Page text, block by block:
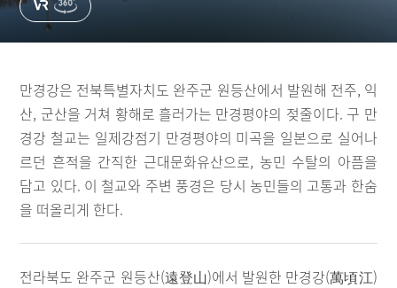
만경강은 전북특별자치도 완주군 원등산에서 발원해 전주, 익
산, 군산을 거쳐 황해로 흘러가는 만경평야의 젖줄이다. 구 만
경강 철교는 일제강점기 만경평야의 미곡을 일본으로 실어나
르던 흔적을 간직한 근대문화유산으로, 농민 수탈의 아픔을
담고 있다. 이 철교와 주변 풍경은 당시 농민들의 고통과 한숨
을 떠올리게 한다.
전라북도 완주군 원등산(遠登山)에서 발원한 만경강(萬頃江)